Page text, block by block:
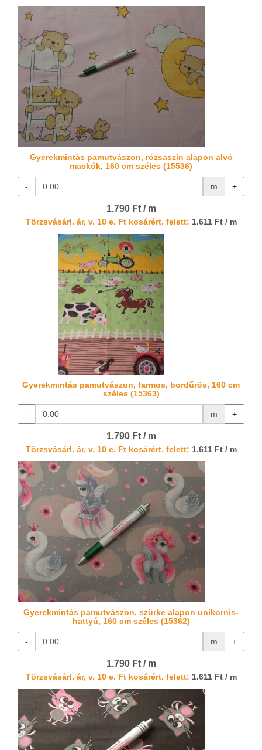
Gyerekmintás pamutvászon, rózsaszín alapon alvó
mackók, 160 cm széles (15536)
- m +
1.790 Ft / m
Törzsvásárl. ár, v. 10 e. Ft kosárért. felett: 1.611 Ft / m
Gyerekmintás pamutvászon, farmos, bordűrös, 160 cm
széles (15363)
- m +
1.790 Ft / m
Törzsvásárl. ár, v. 10 e. Ft kosárért. felett: 1.611 Ft / m
Gyerekmintás pamutvászon, szürke alapon unikornis-
hattyú, 160 cm széles (15362)
- m +
1.790 Ft / m
Törzsvásárl. ár, v. 10 e. Ft kosárért. felett: 1.611 Ft / m